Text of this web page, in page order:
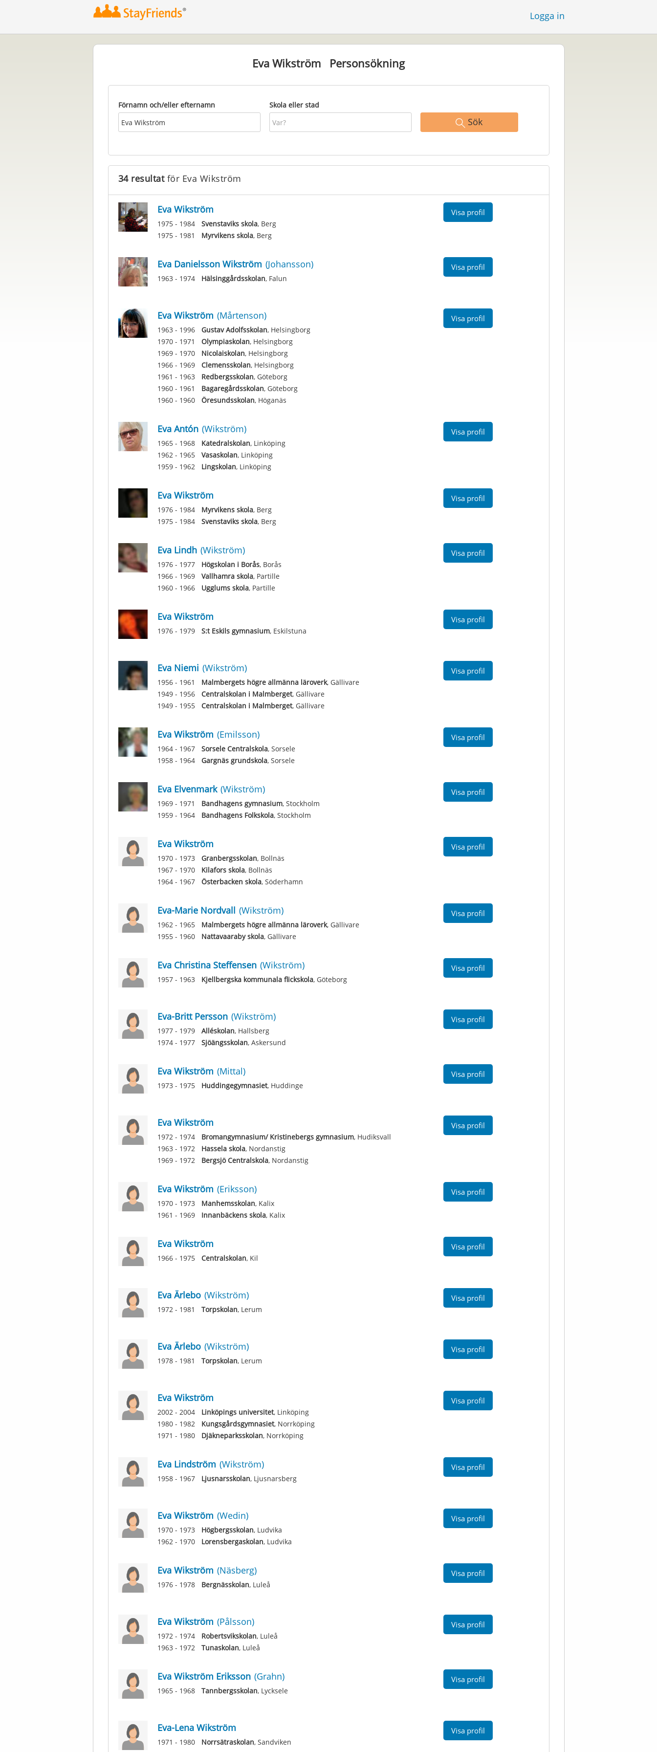
Logga in
Eva Wikström Personsökning
Förnamn och/eller efternamn Skola eller stad
Sök
34 resultatför Eva Wikström
Eva Wikström
1975 - 1984 Svenstaviks skola, Berg
1975 - 1981
Myrvikens skola, Berg
Visa profil
Eva Danielsson Wikström (Johansson)
1963 - 1974 Hälsinggårdsskolan, Falun
Visa profil
Eva Wikström (Mårtenson)
1963 - 1996 Gustav Adolfsskolan, Helsingborg
1970 - 1971
Olympiaskolan, Helsingborg
1969 - 1970
Nicolaiskolan, Helsingborg
1966 - 1969
Clemensskolan, Helsingborg
1961 - 1963
Redbergsskolan, Göteborg
1960 - 1961
Bagaregårdsskolan, Göteborg
1960 - 1960
Öresundsskolan, Höganäs
Visa profil
Eva Antón (Wikström)
1965 - 1968 Katedralskolan, Linköping
1962 - 1965
Vasaskolan, Linköping
1959 - 1962
Lingskolan, Linköping
Visa profil
Eva Wikström
1976 - 1984 Myrvikens skola, Berg
1975 - 1984
Svenstaviks skola, Berg
Visa profil
Eva Lindh (Wikström)
1976 - 1977 Högskolan i Borås, Borås
1966 - 1969
Vallhamra skola, Partille
1960 - 1966
Ugglums skola, Partille
Visa profil
Eva Wikström
1976 - 1979 S:t Eskils gymnasium, Eskilstuna
Visa profil
Eva Niemi (Wikström)
1956 - 1961 Malmbergets högre allmänna läroverk, Gällivare
1949 - 1956
Centralskolan i Malmberget, Gällivare
1949 - 1955
Centralskolan i Malmberget, Gällivare
Visa profil
Eva Wikström (Emilsson)
1964 - 1967 Sorsele Centralskola, Sorsele
1958 - 1964
Gargnäs grundskola, Sorsele
Visa profil
Eva Elvenmark (Wikström)
1969 - 1971 Bandhagens gymnasium, Stockholm
1959 - 1964
Bandhagens Folkskola, Stockholm
Visa profil
Eva Wikström
1970 - 1973 Granbergsskolan, Bollnäs
1967 - 1970
Kilafors skola, Bollnäs
1964 - 1967
Österbacken skola, Söderhamn
Visa profil
Eva-Marie Nordvall (Wikström)
1962 - 1965 Malmbergets högre allmänna läroverk, Gällivare
1955 - 1960
Nattavaaraby skola, Gällivare
Visa profil
Eva Christina Steffensen (Wikström)
1957 - 1963 Kjellbergska kommunala flickskola, Göteborg
Visa profil
Eva-Britt Persson (Wikström)
1977 - 1979 Alléskolan, Hallsberg
1974 - 1977
Sjöängsskolan, Askersund
Visa profil
Eva Wikström (Mittal)
1973 - 1975 Huddingegymnasiet, Huddinge
Visa profil
Eva Wikström
1972 - 1974 Bromangymnasium/ Kristinebergs gymnasium, Hudiksvall
1963 - 1972
Hassela skola, Nordanstig
1969 - 1972
Bergsjö Centralskola, Nordanstig
Visa profil
Eva Wikström (Eriksson)
1970 - 1973 Manhemsskolan, Kalix
1961 - 1969
Innanbäckens skola, Kalix
Visa profil
Eva Wikström
1966 - 1975 Centralskolan, Kil
Visa profil
Eva Ärlebo (Wikström)
1972 - 1981 Torpskolan, Lerum
Visa profil
Eva Ärlebo (Wikström)
1978 - 1981 Torpskolan, Lerum
Visa profil
Eva Wikström
2002 - 2004 Linköpings universitet, Linköping
1980 - 1982
Kungsgårdsgymnasiet, Norrköping
1971 - 1980
Djäkneparksskolan, Norrköping
Visa profil
Eva Lindström (Wikström)
1958 - 1967 Ljusnarsskolan, Ljusnarsberg
Visa profil
Eva Wikström (Wedin)
1970 - 1973 Högbergsskolan, Ludvika
1962 - 1970
Lorensbergaskolan, Ludvika
Visa profil
Eva Wikström (Näsberg)
1976 - 1978 Bergnässkolan, Luleå
Visa profil
Eva Wikström (Pålsson)
1972 - 1974 Robertsvikskolan, Luleå
1963 - 1972
Tunaskolan, Luleå
Visa profil
Eva Wikström Eriksson (Grahn)
1965 - 1968 Tannbergsskolan, Lycksele
Visa profil
Eva-Lena Wikström
1971 - 1980 Norrsätraskolan, Sandviken
Visa profil